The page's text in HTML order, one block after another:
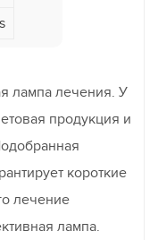
лампа лечения. У
продукция и
короткие
лечение
лампа.